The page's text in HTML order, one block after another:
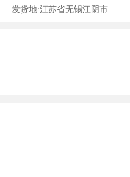
发货地:江苏省无锡江阴市